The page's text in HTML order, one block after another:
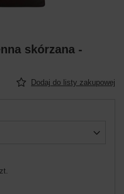
skórzana -
Dodaj do listy zakupowej